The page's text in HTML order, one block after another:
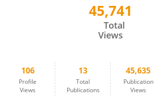
45,741
Total
Views
106
Profile
Views
13
Total
Publications
45,635
Publication
Views